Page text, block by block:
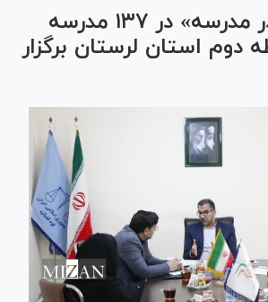
طرح «قاضی در مدرسه» در ۱۳۷ مدرسه
استان لرستان برگزار